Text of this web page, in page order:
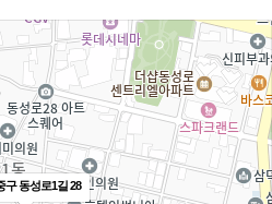
구 동성로1길 28